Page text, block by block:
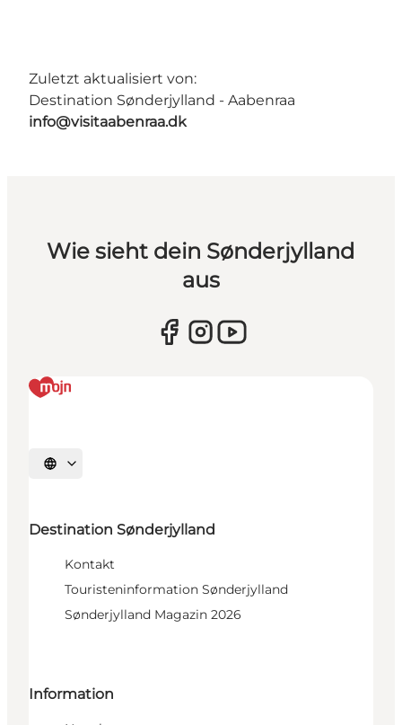
Zuletzt aktualisiert von:
Destination Sønderjylland - Aabenraa
info@visitaabenraa.dk
Wie sieht dein Sønderjylland
aus
Sprache auswählen
Destination Sønderjylland
Kontakt
Touristeninformation Sønderjylland
Sønderjylland Magazin 2026
Information